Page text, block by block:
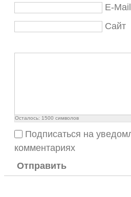
E-
Сайт
Осталось: 1500 символов
Подписаться на
комментариях
Отправить